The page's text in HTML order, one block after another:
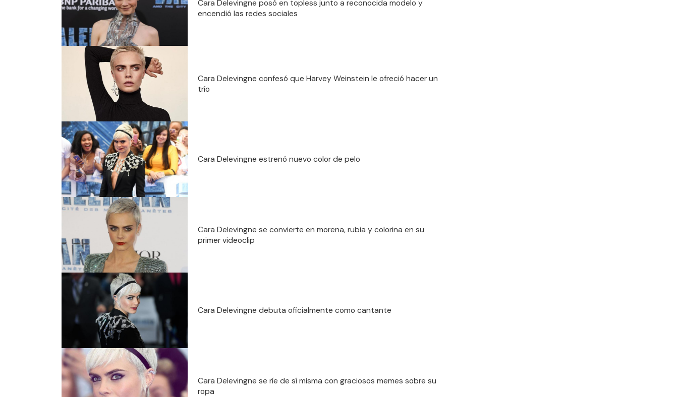
Cara Delevingne posó en topless junto a reconocida modelo y
encendió las redes sociales
Cara Delevingne confesó que Harvey Weinstein le ofreció hacer un
trío
Cara Delevingne estrenó nuevo color de pelo
Cara Delevingne se convierte en morena, rubia y colorina en su
primer videoclip
Cara Delevingne debuta oficialmente como cantante
Cara Delevingne se ríe de sí misma con graciosos memes sobre su
ropa